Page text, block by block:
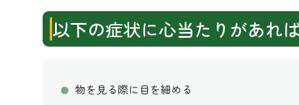
以下の症状に心当たりがあれ
物を見る際に目を細める